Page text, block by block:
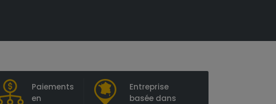
Paiements
en
Entreprise
basée dans